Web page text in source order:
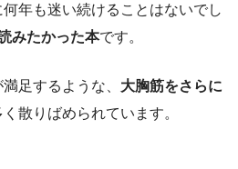
年も迷い続けることはないでし
みたかった本です。
足するような、 大胸筋をさらに
く散りばめられています。